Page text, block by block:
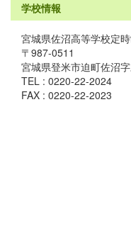
学校情報
宮城県佐沼高等学校定
〒987-0511
宮城県登米市迫町佐沼
TEL : 0220-22-2024
FAX : 0220-22-2023